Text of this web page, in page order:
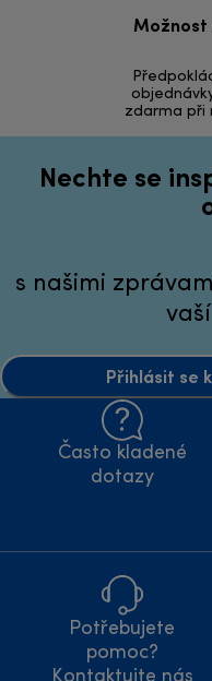
Možnost
zdarma při
Nechte se
s našimi
Přihlásit se
Často kladené
dotazy
Potřebujete
pomoc?